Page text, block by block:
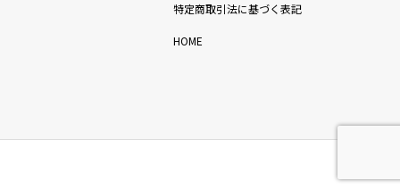
特定商取引法に基づく表記
HOME